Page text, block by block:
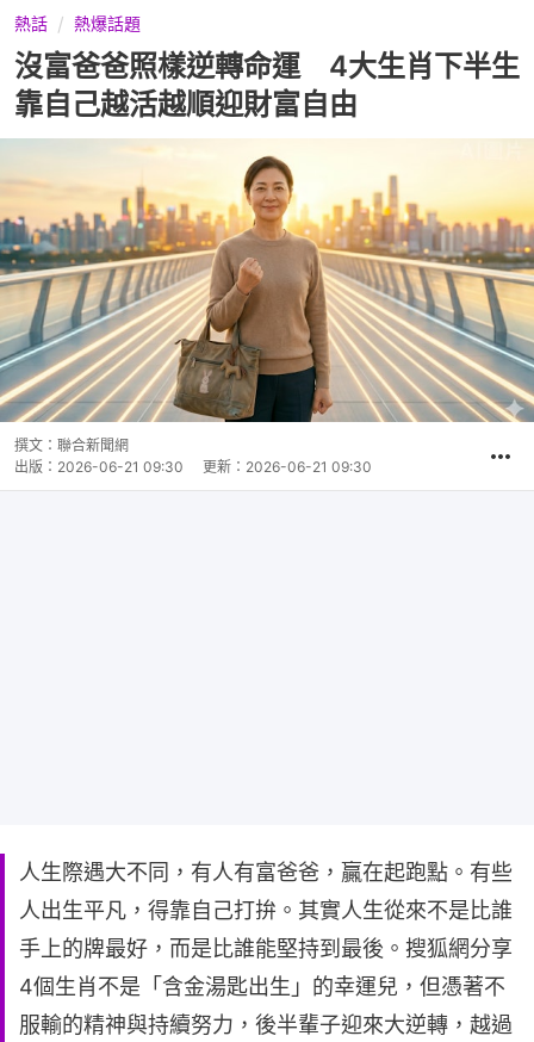
熱話 熱爆話題
沒富爸爸照樣逆轉命運 4大生肖下半生
靠自己越活越順迎財富自由
撰文： 聯合新聞網
出版： 2026-06-21 09:30 更新： 2026-06-21 09:30
人生際遇大不同，有人有富爸爸，贏在起跑點。有些
人出生平凡，得靠自己打拚。其實人生從來不是比誰
手上的牌最好，而是比誰能堅持到最後。搜狐網分享
4個生肖不是「含金湯匙出生」的幸運兒，但憑著不
服輸的精神與持續努力，後半輩子迎來大逆轉，越過